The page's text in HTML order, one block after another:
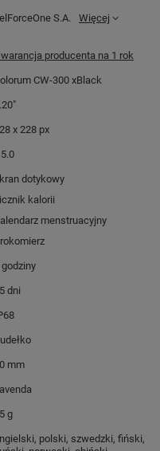
kolor
swoim stylizacjom,
kolorem
który
ulubiony odcień i
trendy.
S.A. Więcej
producenta na 1 rok
CW-300 xBlack
x 228 px
dotykowy
kalorii
menstruacyjny
godziny
dni
mm
g
polski, szwedzki, fiński,